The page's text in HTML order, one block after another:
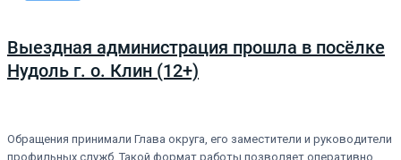
Выездная администрация прошла в посёлке
Нудоль г. о. Клин (12+)
Обращения принимали Глава округа, его заместители и руководители
профильных служб. Такой формат работы позволяет оперативно